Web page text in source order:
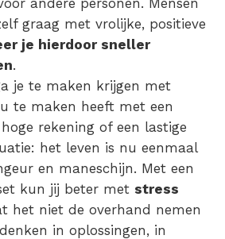
andere personen. Mensen
graag met vrolijke, positieve
je hierdoor sneller
.
je te maken krijgen met
te maken heeft met een
rekening of een lastige
het leven is nu eenmaal
en maneschijn. Met een
kun jij beter met stress
het niet de overhand nemen
in oplossingen, in